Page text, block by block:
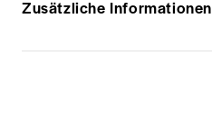
Zusätzliche Informationen